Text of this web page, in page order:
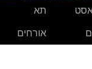
תא
אורחים